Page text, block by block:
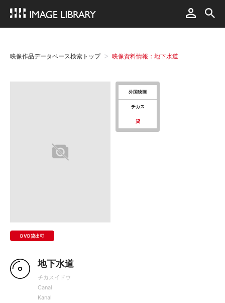
映像作品データベース検索トップ 映像資料情報：地下水道
DVD貸出可
外国映画
チカス
貸
地下水道
チカスイドウ
Canal
Kanal